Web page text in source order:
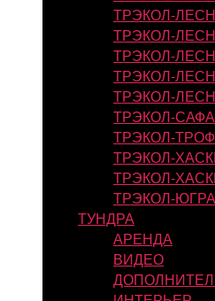
ТРЭКОЛ-
ТРЭКОЛ-
ТРЭКОЛ-
ТРЭКОЛ-
ТРЭКОЛ-
ТРЭКОЛ-
ТРЭКОЛ-
ТРЭКОЛ-
ТРЭКОЛ-
ТРЭКОЛ-ЮГРА
ТУНДРА
АРЕНДА
ВИДЕО